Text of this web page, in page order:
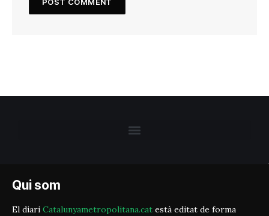
Qui som
El diari Catalunyametropolitana.cat està editat de forma